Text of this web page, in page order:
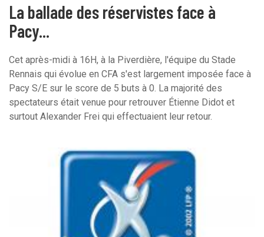
La ballade des réservistes face à
Pacy...
Cet après-midi à 16H, à la Piverdière, l'équipe du Stade
Rennais qui évolue en CFA s'est largement imposée face à
Pacy S/E sur le score de 5 buts à 0. La majorité des
spectateurs était venue pour retrouver Étienne Didot et
surtout Alexander Frei qui effectuaient leur retour.